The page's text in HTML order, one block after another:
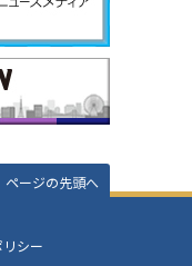
ページの先頭へ
リシー